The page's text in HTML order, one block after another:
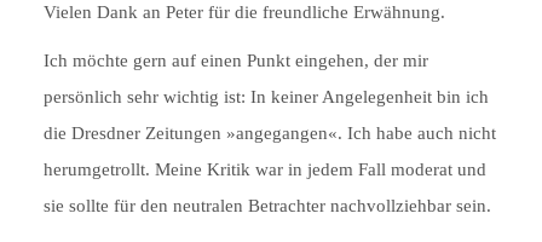
Vielen Dank an Peter für die freundliche Erwähnung.
Ich möchte gern auf einen Punkt eingehen, der mir
persönlich sehr wichtig ist: In keiner Angelegenheit bin ich
die Dresdner Zeitungen »angegangen«. Ich habe auch nicht
herumgetrollt. Meine Kritik war in jedem Fall moderat und
sie sollte für den neutralen Betrachter nachvollziehbar sein.